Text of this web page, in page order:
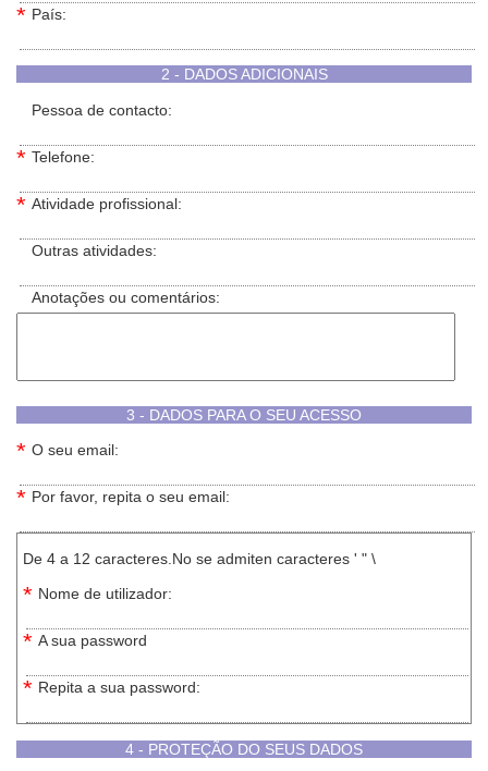
* País:
2 - DADOS ADICIONAIS
Pessoa de contacto:
* Telefone:
* Atividade profissional:
Outras atividades:
Anotações ou comentários:
3 - DADOS PARA O SEU ACESSO
* O seu email:
* Por favor, repita o seu email:
De 4 a 12 caracteres.No se admiten caracteres ' " \
* Nome de utilizador:
* A sua password
* Repita a sua password:
4 - PROTEÇÃO DO SEUS DADOS